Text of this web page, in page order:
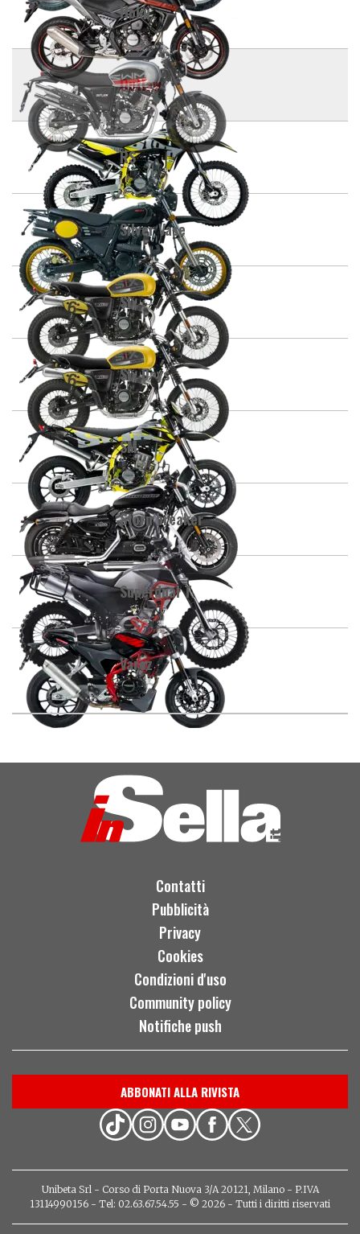
Hoku
Outlaw
RS
Silver Vase
Six
Six Days
SM
Stormbreaker
Superdual T
Varez
Contatti
Pubblicità
Privacy
Cookies
Condizioni d'uso
Community policy
Notifiche push
ABBONATI ALLA RIVISTA
Unibeta Srl - Corso di Porta Nuova 3/A 20121, Milano - P.IVA
13114990156 - Tel: 02.63.67.54.55 - © 2026 - Tutti i diritti riservati